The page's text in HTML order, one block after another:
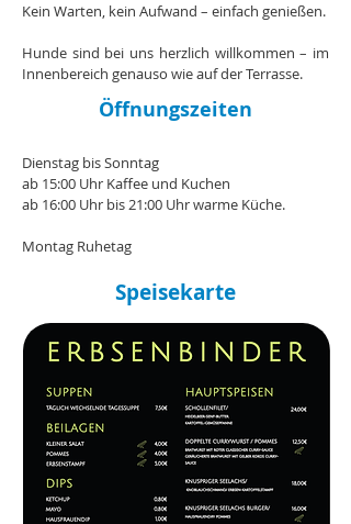
Kein Warten, kein Aufwand – einfach genießen.
Hunde sind bei uns herzlich willkommen – im
Innenbereich genauso wie auf der Terrasse.
​Öffnungszeiten
Dienstag bis Sonntag
ab 15:00 Uhr Kaffee und Kuchen
ab 16:00 Uhr bis 21:00 Uhr warme Küche.
Montag Ruhetag
Speisekarte